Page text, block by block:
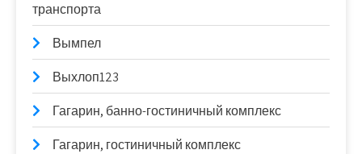
транспорта
Вымпел
Выхлоп123
Гагарин, банно-гостиничный комплекс
Гагарин, гостиничный комплекс